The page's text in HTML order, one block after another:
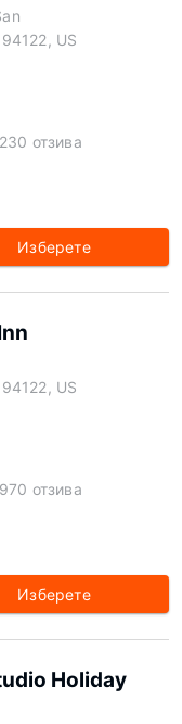
US
230 отзива
Изберете
US
970 отзива
Изберете
Holiday